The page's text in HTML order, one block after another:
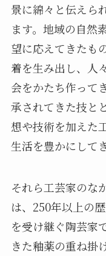
景に綿々と伝えら
ます。地域の自然
望に応えてきたも
着を生み出し、人
会をかたち作って
承されてきた技と
想や技術を加えた
生活を豊かにして
それら工芸家のな
は、250年以上の
を受け継ぐ陶芸家
きた釉薬の重ね掛